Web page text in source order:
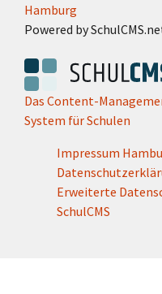
Hamburg
Powered by
Das Content-
System für Schulen
Impressum
Erweiterte
SchulCMS